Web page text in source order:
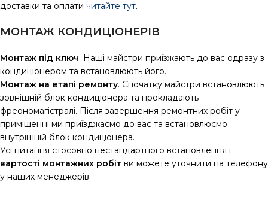
доставки та оплати читайте тут.
МОНТАЖ КОНДИЦІОНЕРІВ
Монтаж під ключ. Наші майстри приїзжають до вас одразу з
кондиціонером та встановлюють його.
Монтаж на етапі ремонту. Спочатку майстри встановлюють
зовнішній блок кондиціонера та прокладають
фреономагістралі. Після завершення ремонтних робіт у
приміщенні ми приїзджаємо до вас та встановлюємо
внутрішній блок кондиціонера.
Усі питання стосовно нестандартного встановлення і
вартості монтажних робіт ви можете уточнити па телефону
у наших менеджерів.